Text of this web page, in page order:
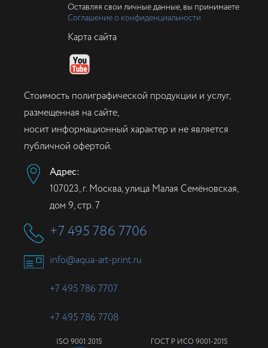
Оставляя свои личные данные, вы принимаете
Соглашение о конфиденциальности
Карта сайта
Стоимость полиграфической продукции и услуг,
размещенная на сайте,
носит информационный характер и не является
публичной офертой.
Адрес:
107023, г. Москва, улица Малая Семёновская,
дом 9, стр. 7
+7 495 786 7706
info@aqua-art-print.ru
+7 495 786 7707
+7 495 786 7708
ISO 9001:2015 ГОСТ Р ИСО 9001-2015